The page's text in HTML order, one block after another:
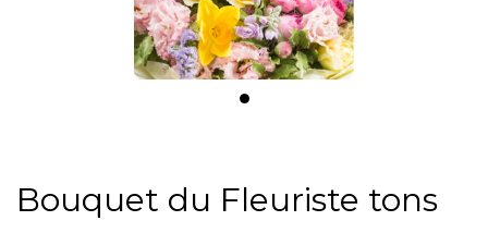
Bouquet du Fleuriste tons